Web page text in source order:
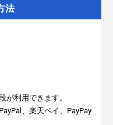
法
が利用できます。
、楽天ペイ、PayPay